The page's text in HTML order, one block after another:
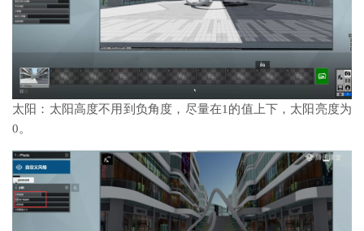
太阳：太阳高度不用到负角度，尽量在1的值上下，太阳亮度为
0。